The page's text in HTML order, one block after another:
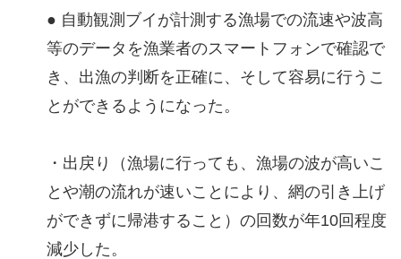
● 自動観測ブイが計測する漁場での流速や波高
等のデータを漁業者のスマートフォンで確認で
き、出漁の判断を正確に、そして容易に行うこ
とができるようになった。
・出戻り（漁場に行っても、漁場の波が高いこ
とや潮の流れが速いことにより、網の引き上げ
ができずに帰港すること）の回数が年10回程度
減少した。